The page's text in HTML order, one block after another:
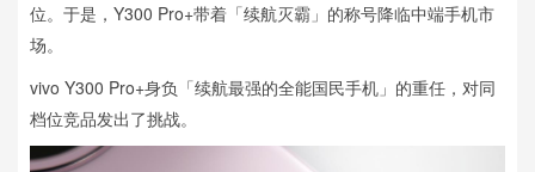
位。于是，Y300 Pro+带着「续航灭霸」的称号降临中端手机市
场。
vivo Y300 Pro+身负「续航最强的全能国民手机」的重任，对同
档位竞品发出了挑战。